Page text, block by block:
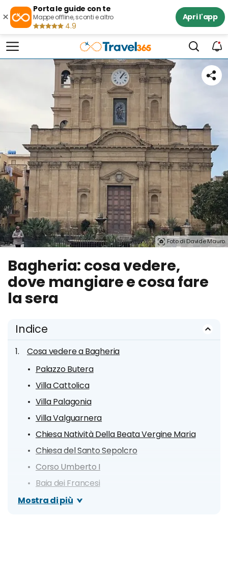
×
Porta le guide con te
Mappe offline, sconti e altro
4.9
Apri l'app
Foto di Davide Mauro.
Bagheria: cosa vedere,
dove mangiare e cosa fare
la sera
Indice
Cosa vedere a Bagheria
Palazzo Butera
Villa Cattolica
Villa Palagonia
Villa Valguarnera
Chiesa Natività Della Beata Vergine Maria
Chiesa del Santo Sepolcro
Corso Umberto I
Baia dei Francesi
Capo Zafferano, Arco Azzurro e Cala delle
Mostra di più